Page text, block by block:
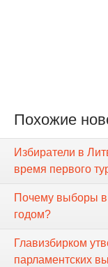
Похожие
Избиратели в
время первого
Почему выборы
годом?
Главизбирком
парламентских